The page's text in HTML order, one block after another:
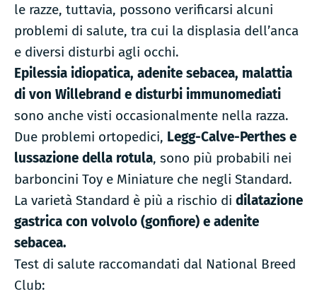
le razze, tuttavia, possono verificarsi alcuni
problemi di salute, tra cui la displasia dell’anca
e diversi disturbi agli occhi.
Epilessia idiopatica, adenite sebacea, malattia
di von Willebrand e disturbi immunomediati
sono anche visti occasionalmente nella razza.
Due problemi ortopedici, Legg-Calve-Perthes e
lussazione della rotula, sono più probabili nei
barboncini Toy e Miniature che negli Standard.
La varietà Standard è più a rischio di dilatazione
gastrica con volvolo (gonfiore) e adenite
sebacea.
Test di salute raccomandati dal National Breed
Club: